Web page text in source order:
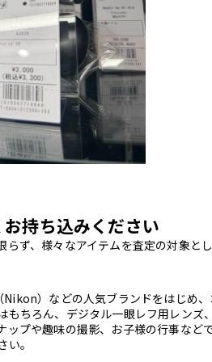
持ち込みください
ず、様々なアイテムを査定の対象と
）などの人気ブランドをはじめ、
ちろん、デジタル一眼レフ用レンズ
プや趣味の撮影、お子様の行事など
。